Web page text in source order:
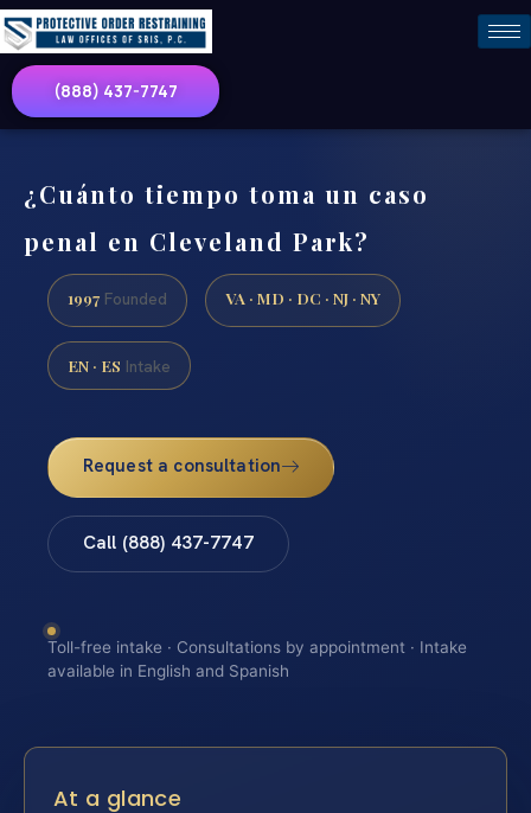
(888) 437-7747
¿Cuánto tiempo toma un caso
penal en Cleveland Park?
1997 Founded VA · MD · DC · NJ · NY
EN · ES Intake
Request a consultation
Call (888) 437-7747
Toll-free intake · Consultations by appointment · Intake
available in English and Spanish
At a glance